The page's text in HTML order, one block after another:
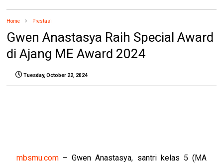
Home Prestasi
Gwen Anastasya Raih Special Award
di Ajang ME Award 2024
Tuesday, October 22, 2024
mbsmu.com – Gwen Anastasya, santri kelas 5 (MA